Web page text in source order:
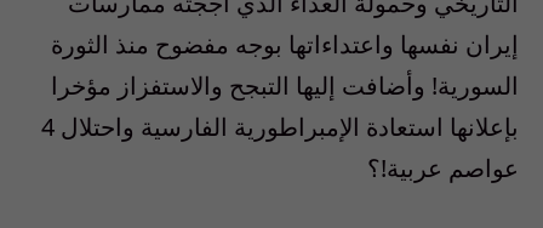
إيران نفسها واعتداءاتها بوجه مفضوح منذ الثورة
السورية! وأضافت إليها التبجح والاستفزاز مؤخرا
بإعلانها استعادة الإمبراطورية الفارسية واحتلال 4
عواصم عربية!؟